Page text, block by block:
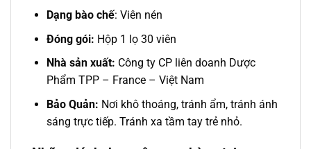
Dạng bào chế: Viên nén
Đóng gói: Hộp 1 lọ 30 viên
Nhà sản xuất: Công ty CP liên doanh Dược
Phẩm TPP – France – Việt Nam
Bảo Quản: Nơi khô thoáng, tránh ẩm, tránh ánh
sáng trực tiếp. Tránh xa tầm tay trẻ nhỏ.